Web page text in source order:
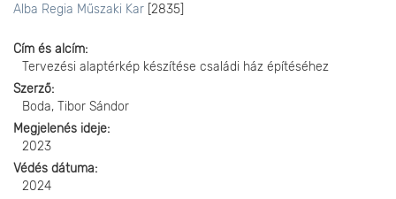
Alba Regia Műszaki Kar [2835]
Cím és alcím
Tervezési alaptérkép készítése családi ház építéséhez
Szerző
Boda, Tibor Sándor
Megjelenés ideje
2023
Védés dátuma
2024